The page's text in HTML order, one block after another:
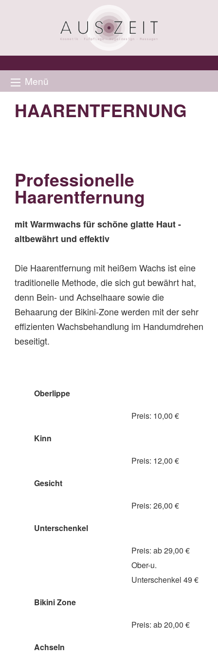
Menü
HAARENTFERNUNG
Professionelle
Haarentfernung
mit Warmwachs für schöne glatte Haut -
altbewährt und effektiv
Die Haarentfernung mit heißem Wachs ist eine
traditionelle Methode, die sich gut bewährt hat,
denn Bein- und Achselhaare sowie die
Behaarung der Bikini-Zone werden mit der sehr
effizienten Wachsbehandlung im Handumdrehen
beseitigt.
Oberlippe
Preis: 10,00 €
Kinn
Preis: 12,00 €
Gesicht
Preis: 26,00 €
Unterschenkel
Preis: ab 29,00 €
Ober-u.
Unterschenkel 49 €
Bikini Zone
Preis: ab 20,00 €
Achseln